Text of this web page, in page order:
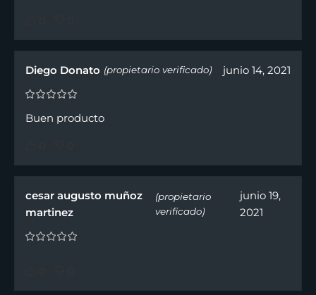
Diego Donato (propietario verificado) junio 14, 2021
Buen producto
cesar augusto muñoz
martinez
(propietario
verificado)
junio 19,
2021